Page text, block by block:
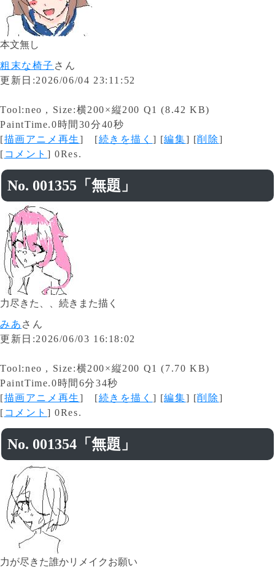
本文無し
粗末な椅子 さん
更新日:2026/06/04 23:11:52
Tool:neo , Size:横200×縦200 Q1 (8.42 KB)
PaintTime.0時間30分40秒
[描画アニメ再生] [続きを描く ] [編集] [削除]
[ コメント] 0Res.
No. 001355「無題」
力尽きた、、続きまた描く
みあ さん
更新日:2026/06/03 16:18:02
Tool:neo , Size:横200×縦200 Q1 (7.70 KB)
PaintTime.0時間6分34秒
[描画アニメ再生] [続きを描く ] [編集] [削除]
[ コメント] 0Res.
No. 001354「無題」
力が尽きた誰かリメイクお願い